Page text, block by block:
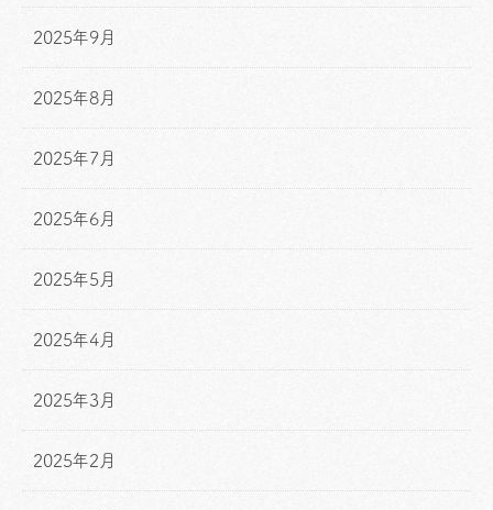
2025年9月
2025年8月
2025年7月
2025年6月
2025年5月
2025年4月
2025年3月
2025年2月